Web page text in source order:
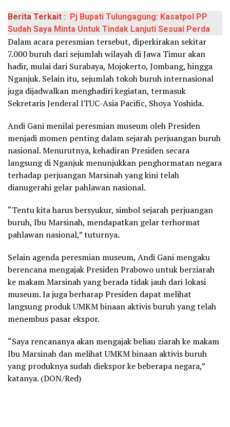
Berita Terkait : Pj Bupati Tulungagung: Kasatpol PP
Sudah Saya Minta Untuk Tindak Lanjuti Sesuai Perda
Dalam acara peresmian tersebut, diperkirakan sekitar
7.000 buruh dari sejumlah wilayah di Jawa Timur akan
hadir, mulai dari Surabaya, Mojokerto, Jombang, hingga
Nganjuk. Selain itu, sejumlah tokoh buruh internasional
juga dijadwalkan menghadiri kegiatan, termasuk
Sekretaris Jenderal ITUC-Asia Pacific, Shoya Yoshida.
Andi Gani menilai peresmian museum oleh Presiden
menjadi momen penting dalam sejarah perjuangan buruh
nasional. Menurutnya, kehadiran Presiden secara
langsung di Nganjuk menunjukkan penghormatan negara
terhadap perjuangan Marsinah yang kini telah
dianugerahi gelar pahlawan nasional.
“Tentu kita harus bersyukur, simbol sejarah perjuangan
buruh, Ibu Marsinah, mendapatkan gelar terhormat
pahlawan nasional,” tuturnya.
Selain agenda peresmian museum, Andi Gani mengaku
berencana mengajak Presiden Prabowo untuk berziarah
ke makam Marsinah yang berada tidak jauh dari lokasi
museum. Ia juga berharap Presiden dapat melihat
langsung produk UMKM binaan aktivis buruh yang telah
menembus pasar ekspor.
“Saya rencananya akan mengajak beliau ziarah ke makam
Ibu Marsinah dan melihat UMKM binaan aktivis buruh
yang produknya sudah diekspor ke beberapa negara,”
katanya. (DON/Red)